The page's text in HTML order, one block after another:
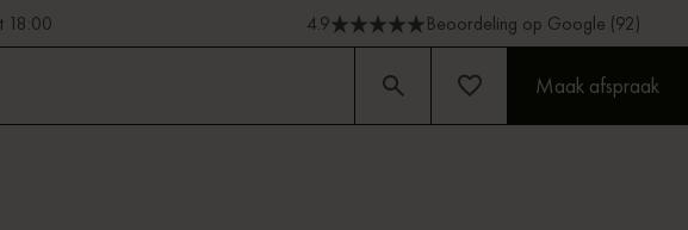
18:00 4.9 Beoordeling op Google (92)
Maak afspraak